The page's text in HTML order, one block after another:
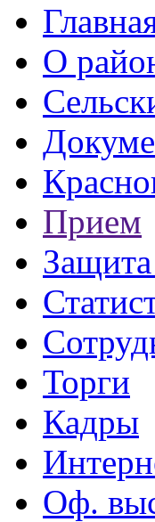
О
Прием
Торги
Кадры
Оф.